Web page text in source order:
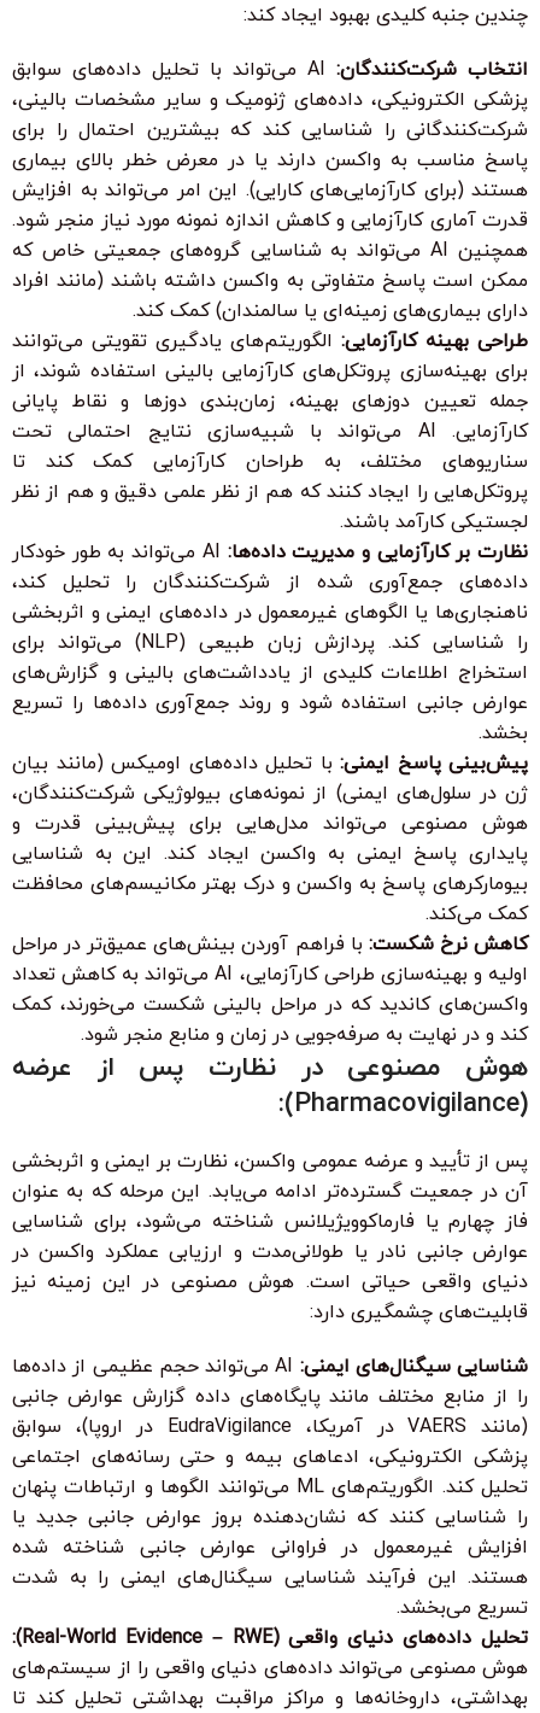
چندین جنبه کلیدی بهبود ایجاد کند:
انتخاب شرکت‌کنندگان:
AI می‌تواند با تحلیل داده‌های سوابق
پزشکی الکترونیکی، داده‌های ژنومیک و سایر مشخصات بالینی،
شرکت‌کنندگانی را شناسایی کند که بیشترین احتمال را برای
پاسخ مناسب به واکسن دارند یا در معرض خطر بالای بیماری
هستند (برای کارآزمایی‌های کارایی). این امر می‌تواند به افزایش
قدرت آماری کارآزمایی و کاهش اندازه نمونه مورد نیاز منجر شود.
همچنین AI می‌تواند به شناسایی گروه‌های جمعیتی خاص که
ممکن است پاسخ متفاوتی به واکسن داشته باشند (مانند افراد
دارای بیماری‌های زمینه‌ای یا سالمندان) کمک کند.
طراحی بهینه کارآزمایی: الگوریتم‌های یادگیری تقویتی می‌توانند
برای بهینه‌سازی پروتکل‌های کارآزمایی بالینی استفاده شوند، از
جمله تعیین دوزهای بهینه، زمان‌بندی دوزها و نقاط پایانی
کارآزمایی. AI می‌تواند با شبیه‌سازی نتایج احتمالی تحت
سناریوهای مختلف، به طراحان کارآزمایی کمک کند تا
پروتکل‌هایی را ایجاد کنند که هم از نظر علمی دقیق و هم از نظر
لجستیکی کارآمد باشند.
نظارت بر کارآزمایی و مدیریت داده‌ها:
AI می‌تواند به طور خودکار
داده‌های جمع‌آوری شده از شرکت‌کنندگان را تحلیل کند،
ناهنجاری‌ها یا الگوهای غیرمعمول در داده‌های ایمنی و اثربخشی
را شناسایی کند. پردازش زبان طبیعی (NLP) می‌تواند برای
استخراج اطلاعات کلیدی از یادداشت‌های بالینی و گزارش‌های
عوارض جانبی استفاده شود و روند جمع‌آوری داده‌ها را تسریع
بخشد.
پیش‌بینی پاسخ ایمنی: با تحلیل داده‌های اومیکس (مانند بیان
ژن در سلول‌های ایمنی) از نمونه‌های بیولوژیکی شرکت‌کنندگان،
هوش مصنوعی می‌تواند مدل‌هایی برای پیش‌بینی قدرت و
پایداری پاسخ ایمنی به واکسن ایجاد کند. این به شناسایی
بیومارکرهای پاسخ به واکسن و درک بهتر مکانیسم‌های محافظت
کمک می‌کند.
کاهش نرخ شکست: با فراهم آوردن بینش‌های عمیق‌تر در مراحل
اولیه و بهینه‌سازی طراحی کارآزمایی، AI می‌تواند به کاهش تعداد
واکسن‌های کاندید که در مراحل بالینی شکست می‌خورند، کمک
کند و در نهایت به صرفه‌جویی در زمان و منابع منجر شود.
هوش مصنوعی در نظارت پس از عرضه
(Pharmacovigilance):
پس از تأیید و عرضه عمومی واکسن، نظارت بر ایمنی و اثربخشی
آن در جمعیت گسترده‌تر ادامه می‌یابد. این مرحله که به عنوان
فاز چهارم یا فارماکوویژیلانس شناخته می‌شود، برای شناسایی
عوارض جانبی نادر یا طولانی‌مدت و ارزیابی عملکرد واکسن در
دنیای واقعی حیاتی است. هوش مصنوعی در این زمینه نیز
قابلیت‌های چشمگیری دارد:
شناسایی سیگنال‌های ایمنی:
AI می‌تواند حجم عظیمی از داده‌ها
را از منابع مختلف مانند پایگاه‌های داده گزارش عوارض جانبی
(مانند VAERS در آمریکا، EudraVigilance در اروپا)، سوابق
پزشکی الکترونیکی، ادعاهای بیمه و حتی رسانه‌های اجتماعی
تحلیل کند. الگوریتم‌های ML می‌توانند الگوها و ارتباطات پنهان
را شناسایی کنند که نشان‌دهنده بروز عوارض جانبی جدید یا
افزایش غیرمعمول در فراوانی عوارض جانبی شناخته شده
هستند. این فرآیند شناسایی سیگنال‌های ایمنی را به شدت
تسریع می‌بخشد.
تحلیل داده‌های دنیای واقعی (Real-World Evidence – RWE):
هوش مصنوعی می‌تواند داده‌های دنیای واقعی را از سیستم‌های
بهداشتی، داروخانه‌ها و مراکز مراقبت بهداشتی تحلیل کند تا